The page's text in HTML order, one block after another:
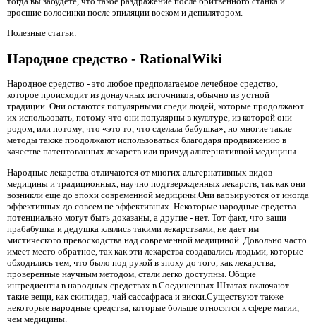
вросшие волосинки после эпиляции воском и депилятором.
Полезные статьи:
Народное средство - RationalWiki
Народное средство - это любое предполагаемое лечебное средство,
которое происходит из донаучных источников, обычно из устной
традиции. Они остаются популярными среди людей, которые продолжают
их использовать, потому что они популярны в культуре, из которой они
родом, или потому, что «это то, что сделала бабушка», но многие такие
методы также продолжают использоваться благодаря продвижению в
качестве патентованных лекарств или причуд альтернативной медицины.
Народные лекарства отличаются от многих альтернативных видов
медицины и традиционных, научно подтвержденных лекарств, так как они
возникли еще до эпохи современной медицины.Они варьируются от иногда
эффективных до совсем не эффективных. Некоторые народные средства
потенциально могут быть доказаны, а другие - нет. Тот факт, что ваши
прабабушка и дедушка клялись такими лекарствами, не дает им
мистического превосходства над современной медициной. Довольно часто
имеет место обратное, так как эти лекарства создавались людьми, которые
обходились тем, что было под рукой в ​​эпоху до того, как лекарства,
проверенные научным методом, стали легко доступны. Общие
ингредиенты в народных средствах в Соединенных Штатах включают
такие вещи, как скипидар, чай сассафраса и виски.Существуют также
некоторые народные средства, которые больше относятся к сфере магии,
чем медицины.